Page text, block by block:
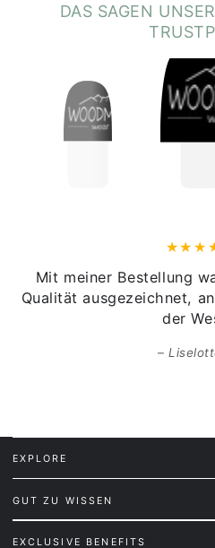
DAS SAGEN
Mit meiner Bestellung
Qualität ausgezeichnet,
der
EXPLORE
GUT ZU WISSEN
EXCLUSIVE BENEFITS